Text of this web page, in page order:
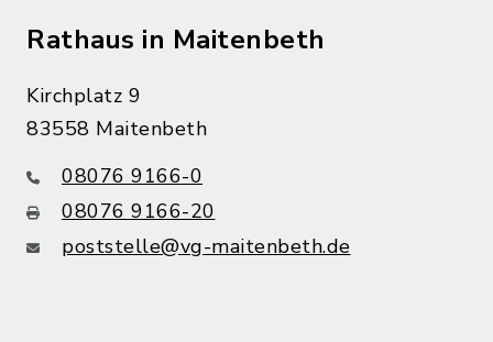
Rathaus in Maitenbeth
Kirchplatz 9
83558 Maitenbeth
08076 9166-0
08076 9166-20
poststelle@vg-maitenbeth.de